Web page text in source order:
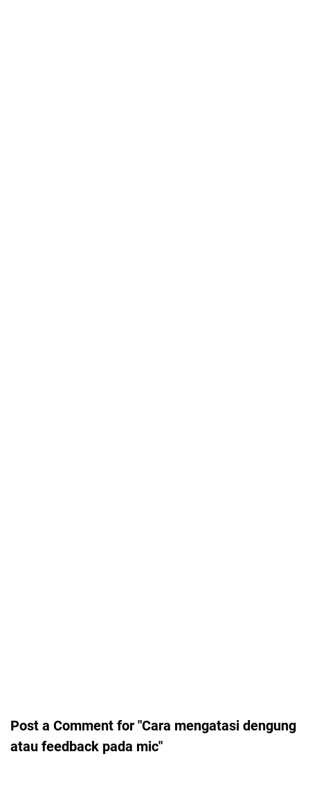
Post a Comment for "Cara mengatasi dengung
atau feedback pada mic"